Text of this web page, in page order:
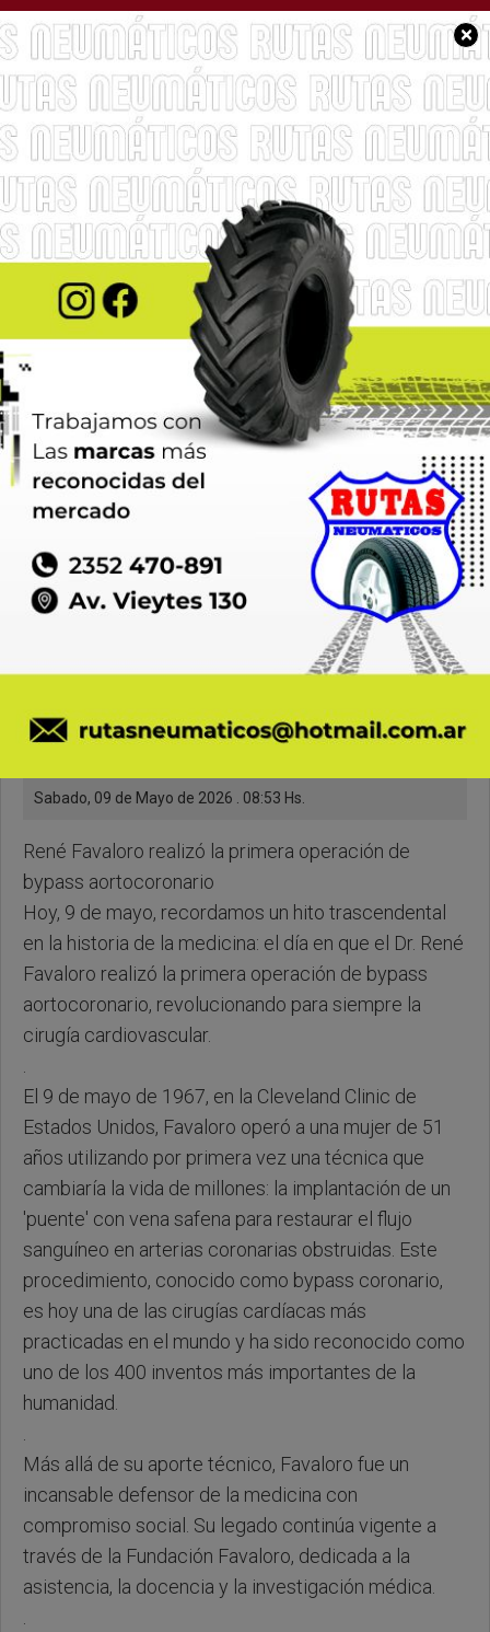
×
SOCIEDAD
Un día como hoy
Favaloro practicaba la
primera operación de
Bypass
Sabado, 09 de Mayo de 2026 . 08:53 Hs.
René Favaloro realizó la primera operación de
bypass aortocoronario
Hoy, 9 de mayo, recordamos un hito trascendental
en la historia de la medicina: el día en que el Dr. René
Favaloro realizó la primera operación de bypass
aortocoronario, revolucionando para siempre la
cirugía cardiovascular.
.
El 9 de mayo de 1967, en la Cleveland Clinic de
Estados Unidos, Favaloro operó a una mujer de 51
años utilizando por primera vez una técnica que
cambiaría la vida de millones: la implantación de un
'puente' con vena safena para restaurar el flujo
sanguíneo en arterias coronarias obstruidas. Este
procedimiento, conocido como bypass coronario,
es hoy una de las cirugías cardíacas más
practicadas en el mundo y ha sido reconocido como
uno de los 400 inventos más importantes de la
humanidad.
.
Más allá de su aporte técnico, Favaloro fue un
incansable defensor de la medicina con
compromiso social. Su legado continúa vigente a
través de la Fundación Favaloro, dedicada a la
asistencia, la docencia y la investigación médica.
.